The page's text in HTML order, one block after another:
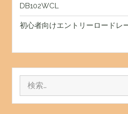
DB102WCL
初心者向けエントリーロード